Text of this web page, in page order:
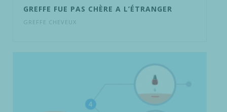
GREFFE FUE PAS CHÈRE A L’ÉTRANGER
GREFFE CHEVEUX